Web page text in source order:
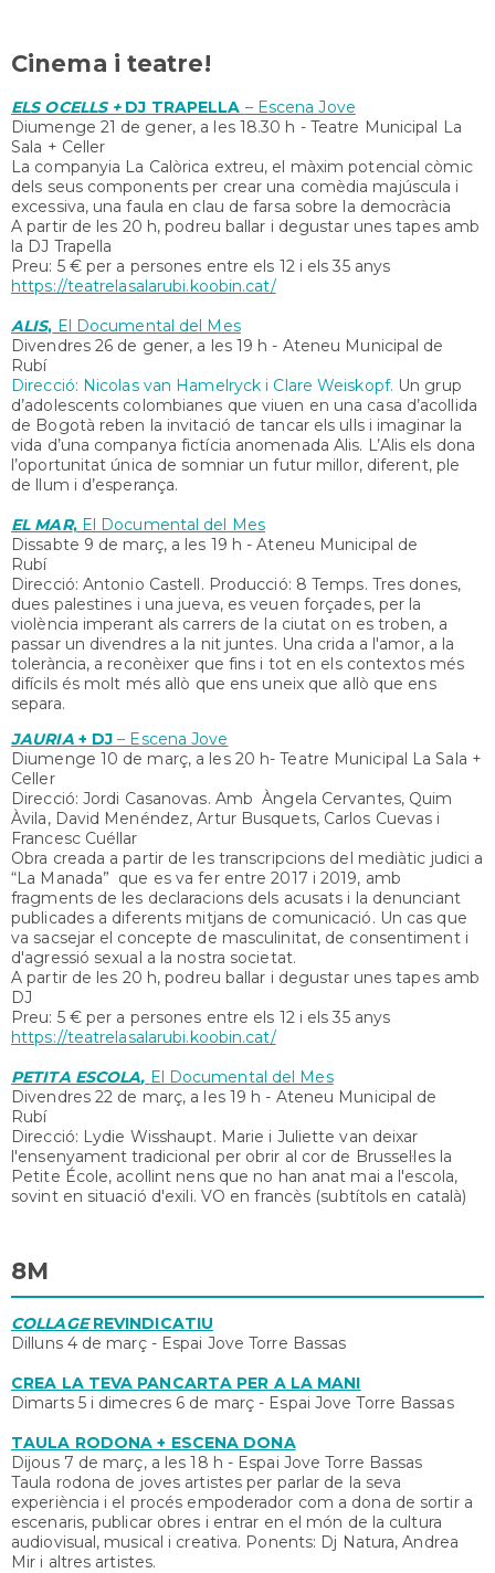
Cinema i teatre!
ELS OCELLS + DJ TRAPELLA – Escena Jove
Diumenge 21 de gener, a les 18.30 h - Teatre Municipal La
Sala + Celler
La companyia La Calòrica extreu, el màxim potencial còmic
dels seus components per crear una comèdia majúscula i
excessiva, una faula en clau de farsa sobre la democràcia
A partir de les 20 h, podreu ballar i degustar unes tapes amb
la DJ Trapella
Preu: 5 € per a persones entre els 12 i els 35 anys
https://teatrelasalarubi.koobin.cat/
ALIS, El Documental del Mes
Divendres 26 de gener, a les 19 h - Ateneu Municipal de
Rubí
Direcció: Nicolas van Hamelryck i Clare Weiskopf. Un grup
d’adolescents colombianes que viuen en una casa d’acollida
de Bogotà reben la invitació de tancar els ulls i imaginar la
vida d’una companya fictícia anomenada Alis. L’Alis els dona
l’oportunitat única de somniar un futur millor, diferent, ple
de llum i d’esperança.
EL MAR,El Documental del Mes
Dissabte 9 de març, a les 19 h - Ateneu Municipal de
Rubí
Direcció: Antonio Castell. Producció: 8 Temps. Tres dones,
dues palestines i una jueva, es veuen forçades, per la
violència imperant als carrers de la ciutat on es troben, a
passar un divendres a la nit juntes. Una crida a l'amor, a la
tolerància, a reconèixer que fins i tot en els contextos més
difícils és molt més allò que ens uneix que allò que ens
separa.
JAURIA + DJ– Escena Jove
Diumenge 10 de març, a les 20 h- Teatre Municipal La Sala +
Celler
Direcció: Jordi Casanovas. Amb Àngela Cervantes, Quim
Àvila, David Menéndez, Artur Busquets, Carlos Cuevas i
Francesc Cuéllar
Obra creada a partir de les transcripcions del mediàtic judici a
“La Manada” que es va fer entre 2017 i 2019, amb
fragments de les declaracions dels acusats i la denunciant
publicades a diferents mitjans de comunicació. Un cas que
va sacsejar el concepte de masculinitat, de consentiment i
d'agressió sexual a la nostra societat.
A partir de les 20 h, podreu ballar i degustar unes tapes amb
DJ
Preu: 5 € per a persones entre els 12 i els 35 anys
https://teatrelasalarubi.koobin.cat/
PETITA ESCOLA, El Documental del Mes
Divendres 22 de març, a les 19 h - Ateneu Municipal de
Rubí
Direcció: Lydie Wisshaupt. Marie i Juliette van deixar
l'ensenyament tradicional per obrir al cor de Brussel·les la
Petite École, acollint nens que no han anat mai a l'escola,
sovint en situació d'exili. VO en francès (subtítols en català)
8M
COLLAGEREVINDICATIU
Dilluns 4 de març - Espai Jove Torre Bassas
CREA LA TEVA PANCARTA PER A LA MANI
Dimarts 5 i dimecres 6 de març - Espai Jove Torre Bassas
TAULA RODONA + ESCENA DONA
Dijous 7 de març, a les 18 h - Espai Jove Torre Bassas
Taula rodona de joves artistes per parlar de la seva
experiència i el procés empoderador com a dona de sortir a
escenaris, publicar obres i entrar en el món de la cultura
audiovisual, musical i creativa. Ponents: Dj Natura, Andrea
Mir i altres artistes.